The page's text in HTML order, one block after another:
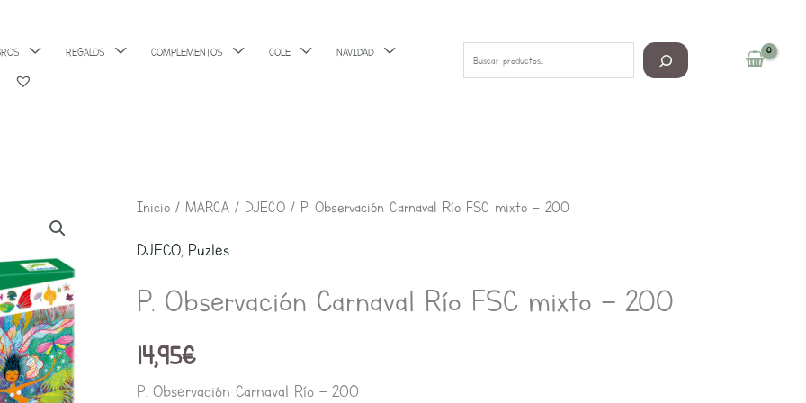
REGALOS COMPLEMENTOS COLE NAVIDAD
Inicio / MARCA / DJECO / P. Observación Carnaval Río FSC mixto – 200
DJECO, Puzles
P. Observación Carnaval Río FSC mixto – 200
14,95€
P. Observación Carnaval Río – 200
P.
Carnaval
Río
mixto
-